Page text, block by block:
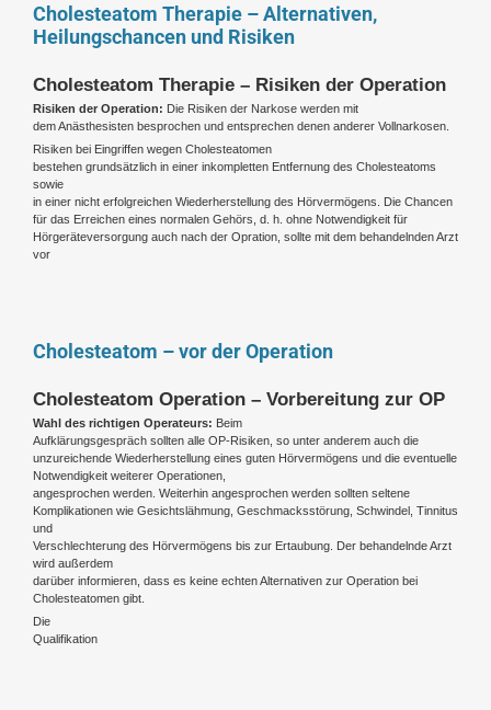
Cholesteatom Therapie – Alternativen,
Heilungschancen und Risiken
Cholesteatom Therapie – Risiken der Operation
Risiken der Operation: Die Risiken der Narkose werden mit
dem Anästhesisten besprochen und entsprechen denen anderer Vollnarkosen.
Risiken bei Eingriffen wegen Cholesteatomen
bestehen grundsätzlich in einer inkompletten Entfernung des Cholesteatoms
sowie
in einer nicht erfolgreichen Wiederherstellung des Hörvermögens. Die Chancen
für das Erreichen eines normalen Gehörs, d. h. ohne Notwendigkeit für
Hörgeräteversorgung auch nach der Opration, sollte mit dem behandelnden Arzt
vor
Cholesteatom – vor der Operation
Cholesteatom Operation – Vorbereitung zur OP
Wahl des richtigen Operateurs: Beim
Aufklärungsgespräch sollten alle OP-Risiken, so unter anderem auch die
unzureichende Wiederherstellung eines guten Hörvermögens und die eventuelle
Notwendigkeit weiterer Operationen,
angesprochen werden. Weiterhin angesprochen werden sollten seltene
Komplikationen wie Gesichtslähmung, Geschmacksstörung, Schwindel, Tinnitus
und
Verschlechterung des Hörvermögens bis zur Ertaubung. Der behandelnde Arzt
wird außerdem
darüber informieren, dass es keine echten Alternativen zur Operation bei
Cholesteatomen gibt.
Die
Qualifikation